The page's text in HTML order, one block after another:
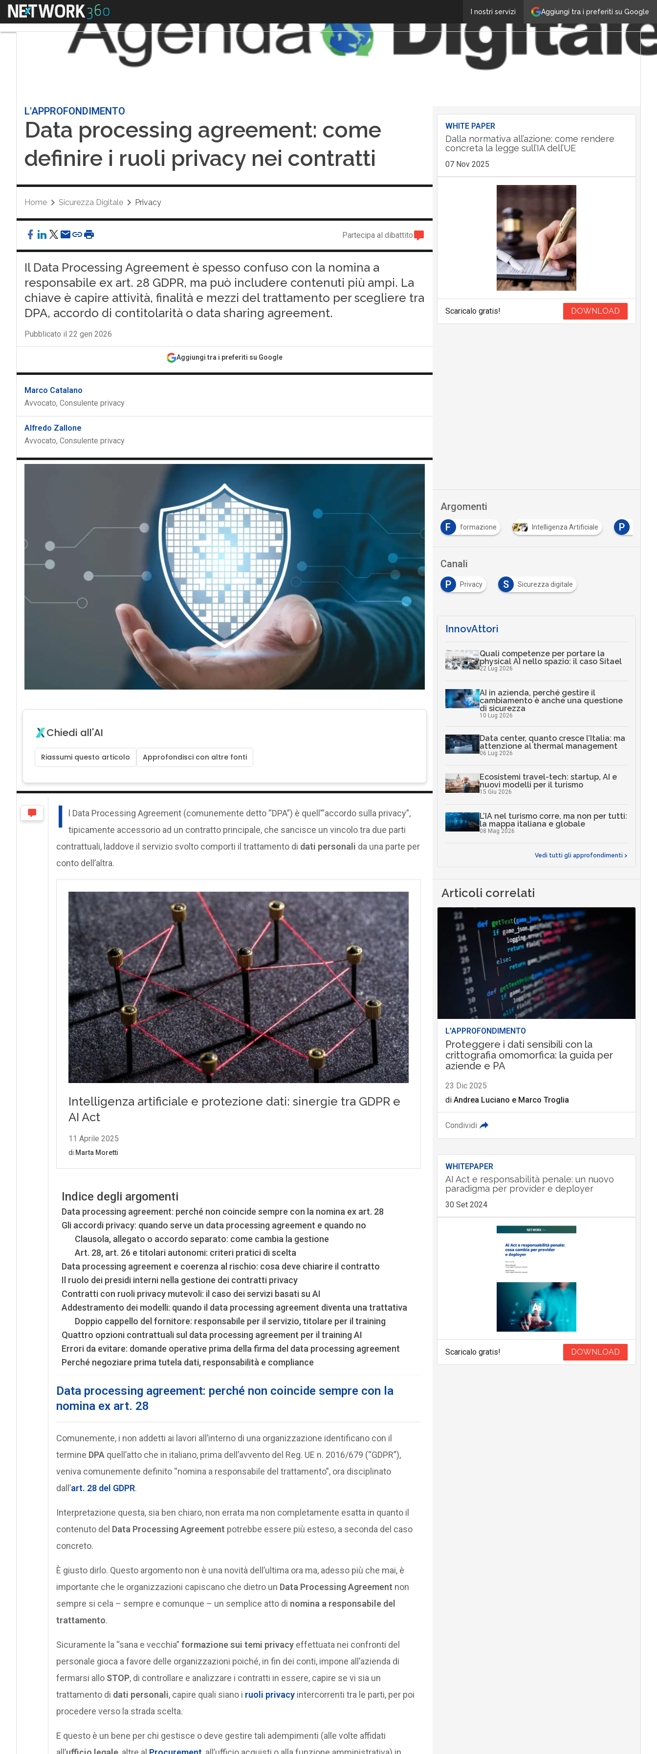
Aggiungi tra i preferiti su Google
I nostri servizi
Menu
L'APPROFONDIMENTO
Data processing agreement: come
definire i ruoli privacy nei contratti
Home Sicurezza Digitale Privacy
Partecipa al dibattito
Il Data Processing Agreement è spesso confuso con la nomina a
responsabile ex art. 28 GDPR, ma può includere contenuti più ampi. La
chiave è capire attività, finalità e mezzi del trattamento per scegliere tra
DPA, accordo di contitolarità o data sharing agreement.
Pubblicato il 22 gen 2026
Aggiungi tra i preferiti su Google
Marco Catalano
Avvocato, Consulente privacy
Alfredo Zallone
Avvocato, Consulente privacy
Chiedi all'AI
Riassumi questo articolo Approfondisci con altre fonti
I
l Data Processing Agreement (comunemente detto “DPA”) è quell’“accordo sulla privacy”,
tipicamente accessorio ad un contratto principale, che sancisce un vincolo tra due parti
contrattuali, laddove il servizio svolto comporti il trattamento di dati personali da una parte per
conto dell’altra.
Indice degli argomenti
Data processing agreement: perché non coincide sempre con la nomina ex art. 28
Gli accordi privacy: quando serve un data processing agreement e quando no
Clausola, allegato o accordo separato: come cambia la gestione
Art. 28, art. 26 e titolari autonomi: criteri pratici di scelta
Data processing agreement e coerenza al rischio: cosa deve chiarire il contratto
Il ruolo dei presidi interni nella gestione dei contratti privacy
Contratti con ruoli privacy mutevoli: il caso dei servizi basati su AI
Addestramento dei modelli: quando il data processing agreement diventa una trattativa
Doppio cappello del fornitore: responsabile per il servizio, titolare per il training
Quattro opzioni contrattuali sul data processing agreement per il training AI
Errori da evitare: domande operative prima della firma del data processing agreement
Perché negoziare prima tutela dati, responsabilità e compliance
Data processing agreement: perché non coincide sempre con la
nomina ex art. 28
Comunemente, i non addetti ai lavori all’interno di una organizzazione identificano con il
termine DPAquell’atto che in italiano, prima dell’avvento del Reg. UE n. 2016/679 (“GDPR”),
veniva comunemente definito “nomina a responsabile del trattamento”, ora disciplinato
dall’art. 28 del GDPR.
Interpretazione questa, sia ben chiaro, non errata ma non completamente esatta in quanto il
contenuto del Data Processing Agreement potrebbe essere più esteso, a seconda del caso
concreto.
È giusto dirlo. Questo argomento non è una novità dell’ultima ora ma, adesso più che mai, è
importante che le organizzazioni capiscano che dietro un Data Processing Agreement non
sempre si cela – sempre e comunque – un semplice atto di nomina a responsabile del
trattamento.
Sicuramente la “sana e vecchia” formazione sui temi privacyeffettuata nei confronti del
personale gioca a favore delle organizzazioni poiché, in fin dei conti, impone all’azienda di
fermarsi allo STOP, di controllare e analizzare i contratti in essere, capire se vi sia un
trattamento di dati personali, capire quali siano i ruoli privacy intercorrenti tra le parti, per poi
procedere verso la strada scelta.
E questo è un bene per chi gestisce o deve gestire tali adempimenti (alle volte affidati
WHITE PAPER
Dalla normativa all’azione: come rendere
concreta la legge sull’IA dell’UE
07 Nov 2025
Scaricalo gratis! DOWNLOAD
Argomenti
dati personali F formazione Intelligenza Artificiale P
Canali
P
Privacy S Sicurezza digitale
InnovAttori
Quali competenze per portare la
physical AI nello spazio: il caso Sitael
22 Lug 2026
AI in azienda, perché gestire il
cambiamento è anche una questione
di sicurezza
10 Lug 2026
Data center, quanto cresce l’Italia: ma
attenzione al thermal management
06 Lug 2026
Ecosistemi travel-tech: startup, AI e
nuovi modelli per il turismo
15 Giu 2026
L’IA nel turismo corre, ma non per tutti:
la mappa italiana e globale
08 Mag 2026
Vedi tutti gli approfondimenti >
Articoli correlati
L'APPROFONDIMENTO
Proteggere i dati sensibili con la
crittografia omomorfica: la guida per
aziende e PA
23 Dic 2025
di Andrea Luciano e Marco Troglia
Condividi
WHITEPAPER
AI Act e responsabilità penale: un nuovo
paradigma per provider e deployer
30 Set 2024
Scaricalo gratis! DOWNLOAD